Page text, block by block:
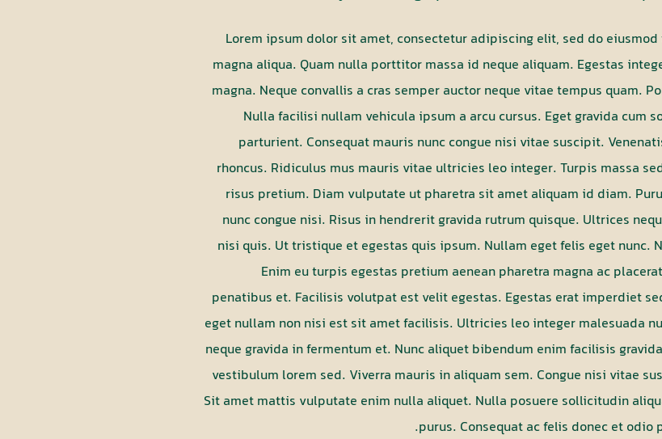
Lorem ipsum dolor sit amet, consectetur adipiscing elit, sed do
magna aliqua. Quam nulla porttitor massa id neque aliquam. Egestas
magna. Neque convallis a cras semper auctor neque vitae tempus quam.
Nulla facilisi nullam vehicula ipsum a arcu cursus. Eget gravida cum
parturient. Consequat mauris nunc congue nisi vitae suscipit.
rhoncus. Ridiculus mus mauris vitae ultricies leo integer. Turpis massa
risus pretium. Diam vulputate ut pharetra sit amet aliquam id diam.
nunc congue nisi. Risus in hendrerit gravida rutrum quisque. Ultrices
nisi quis. Ut tristique et egestas quis ipsum. Nullam eget felis eget nunc.
Enim eu turpis egestas pretium aenean pharetra magna ac
penatibus et. Facilisis volutpat est velit egestas. Egestas erat imperdiet
eget nullam non nisi est sit amet facilisis. Ultricies leo integer malesuada
neque gravida in fermentum et. Nunc aliquet bibendum enim facilisis
vestibulum lorem sed. Viverra mauris in aliquam sem. Congue nisi vitae
Sit amet mattis vulputate enim nulla aliquet. Nulla posuere sollicitudin
purus. Consequat ac felis donec et